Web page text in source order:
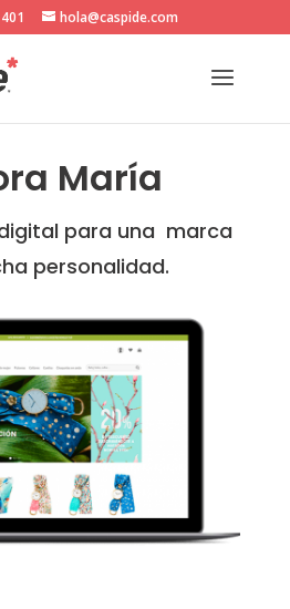
hola@caspide.com
María
para una marca
personalidad.